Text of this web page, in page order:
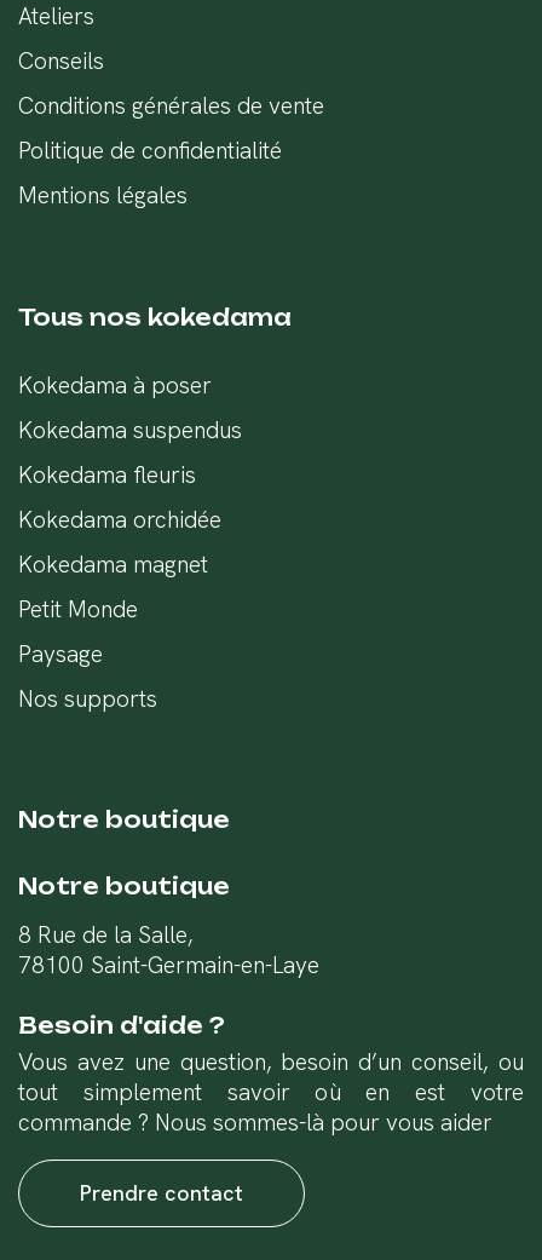
Ateliers
Conseils
Conditions générales de vente
Politique de confidentialité
Mentions légales
Tous nos kokedama
Kokedama à poser
Kokedama suspendus
Kokedama fleuris
Kokedama orchidée
Kokedama magnet
Petit Monde
Paysage
Nos supports
Notre boutique
Notre boutique
8 Rue de la Salle,
78100 Saint-Germain-en-Laye
Besoin d'aide ?
Vous avez une question, besoin d’un conseil, ou
tout simplement savoir où en est votre
commande ? Nous sommes-là pour vous aider
Prendre contact